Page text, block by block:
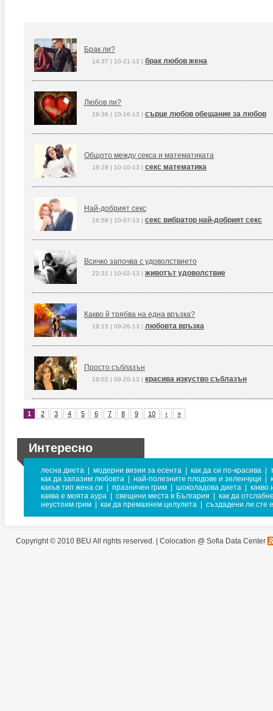
Брак ли?
14:37 | 10-21-13 | брак любов жена
Любов ли?
19:36 | 10-16-13 | сърце любов обещание за любов
Общото между секса и математиката
19:29 | 10-10-13 | секс математика
Най-добрият секс
16:58 | 10-07-13 | секс вибратор най-добрият секс
Всичко започва с удоволствието
22:31 | 10-02-13 | животът удоволствие
Какво й трябва на една връзка?
19:15 | 09-26-13 | любовта връзка
Просто съблазън
19:02 | 09-20-13 | красива изкуство съблазън
1 2 3 4 5 6 7 8 9 10 › »
Интересно
лесна диета модерни визии за есента как да си по-красива
как да запазим любовта
най-полезните плодове и зеленчуци
какъв тип жена си
празничен грим шоколадова диета
какво
каква е моята аура
свещени места в България
как да
неустоим грим
как да премахнем целулита създадени ли сте
Copyright © 2010 BEU All rights reserved. | Colocation @ Sofia Data Center